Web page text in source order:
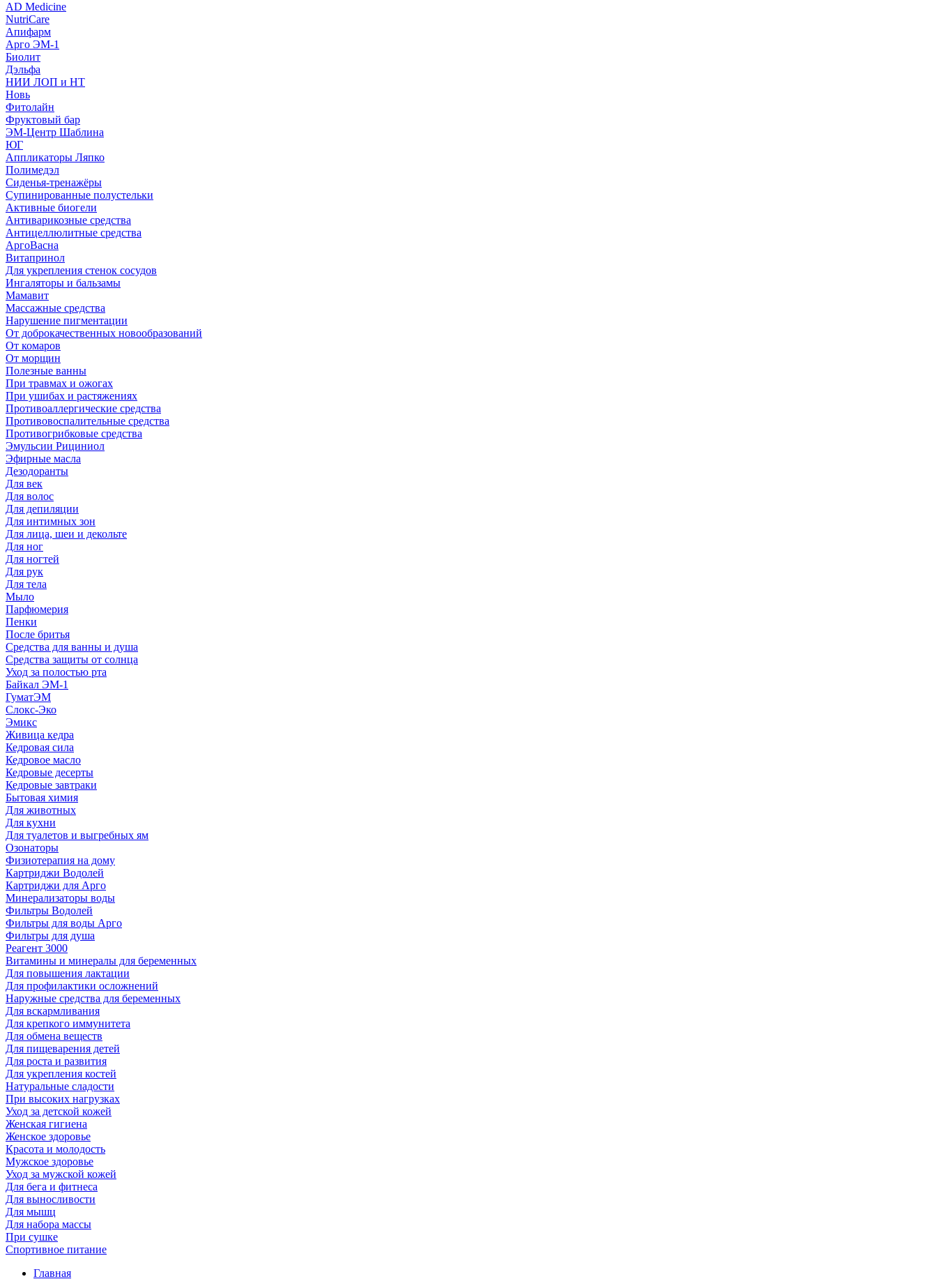
AD Medicine
NutriCare
Апифарм
Арго ЭМ-1
Биолит
Дэльфа
НИИ ЛОП и НТ
Новь
Фитолайн
Фруктовый бар
ЭМ-Центр Шаблина
ЮГ
Аппликаторы Ляпко
Полимедэл
Сиденья-тренажёры
Супинированные полустельки
Активные биогели
Антиварикозные средства
Антицеллюлитные средства
АргоВасна
Витапринол
Для укрепления стенок сосудов
Ингаляторы и бальзамы
Мамавит
Массажные средства
Нарушение пигментации
От доброкачественных новообразований
От комаров
От морщин
Полезные ванны
При травмах и ожогах
При ушибах и растяжениях
Противоаллергические средства
Противовоспалительные средства
Противогрибковые средства
Эмульсии Рициниол
Эфирные масла
Дезодоранты
Для век
Для волос
Для депиляции
Для интимных зон
Для лица, шеи и декольте
Для ног
Для ногтей
Для рук
Для тела
Мыло
Парфюмерия
Пенки
После бритья
Средства для ванны и душа
Средства защиты от солнца
Уход за полостью рта
Байкал ЭМ-1
ГуматЭМ
Слокс-Эко
Эмикс
Живица кедра
Кедровая сила
Кедровое масло
Кедровые десерты
Кедровые завтраки
Бытовая химия
Для животных
Для кухни
Для туалетов и выгребных ям
Озонаторы
Физиотерапия на дому
Картриджи Водолей
Картриджи для Арго
Минерализаторы воды
Фильтры Водолей
Фильтры для воды Арго
Фильтры для душа
Реагент 3000
Витамины и минералы для беременных
Для повышения лактации
Для профилактики осложнений
Наружные средства для беременных
Для вскармливания
Для крепкого иммунитета
Для обмена веществ
Для пищеварения детей
Для роста и развития
Для укрепления костей
Натуральные сладости
При высоких нагрузках
Уход за детской кожей
Женская гигиена
Женское здоровье
Красота и молодость
Мужское здоровье
Уход за мужской кожей
Для бега и фитнеса
Для выносливости
Для мышц
Для набора массы
При сушке
Спортивное питание
Главная